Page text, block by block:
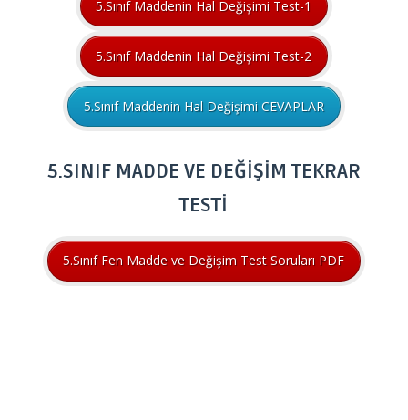
5.Sınıf Maddenin Hal Değişimi Test-1
5.Sınıf Maddenin Hal Değişimi Test-2
5.Sınıf Maddenin Hal Değişimi CEVAPLAR
5.SINIF MADDE VE DEĞİŞİM TEKRAR
TESTİ
5.Sınıf Fen Madde ve Değişim Test Soruları PDF